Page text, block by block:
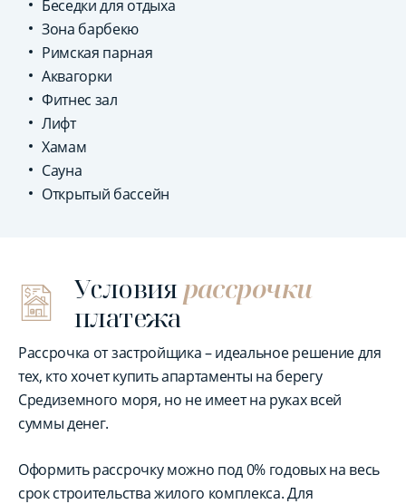
Беседки для отдыха
Зона барбекю
Римская парная
Аквагорки
Фитнес зал
Лифт
Хамам
Сауна
Открытый бассейн
Условиярассрочки
платежа
Рассрочка от застройщика – идеальное решение для
тех, кто хочет купить апартаменты на берегу
Средиземного моря, но не имеет на руках всей
суммы денег.
Оформить рассрочку можно под 0% годовых на весь
срок строительства жилого комплекса. Для